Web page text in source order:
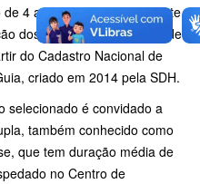
4 a 6 meses. Concomitante
dos candidatos a usuário de
do Cadastro Nacional de
criado em 2014 pela SDH.
selecionado é convidado a
também conhecido como
que tem duração média de
no Centro de